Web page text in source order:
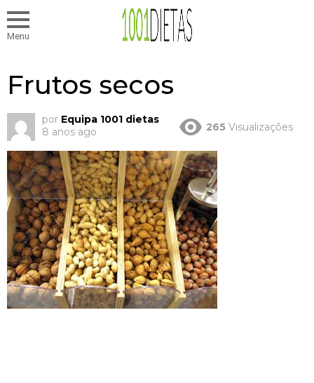
Menu
Frutos secos
por Equipa 1001 dietas
8 anos ago
265 Visualizações